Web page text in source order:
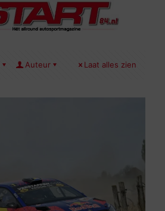
Auteur Laat alles zien